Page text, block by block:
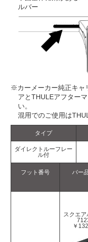
ルバー
※カーメーカー純正キャ
アとTHULEアフター
い。
混用でのご使用は
タイプ
ダイレクトルーフレー
ル付
フット番号 バー
スクエ
￥